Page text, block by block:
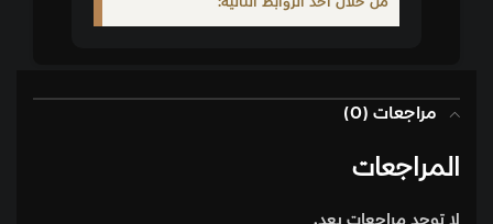
مراجعات (0)
المراجعات
لا توجد مراجعات بعد.